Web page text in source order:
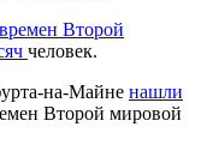
Второй
человек.
на-Майне нашли
Второй мировой